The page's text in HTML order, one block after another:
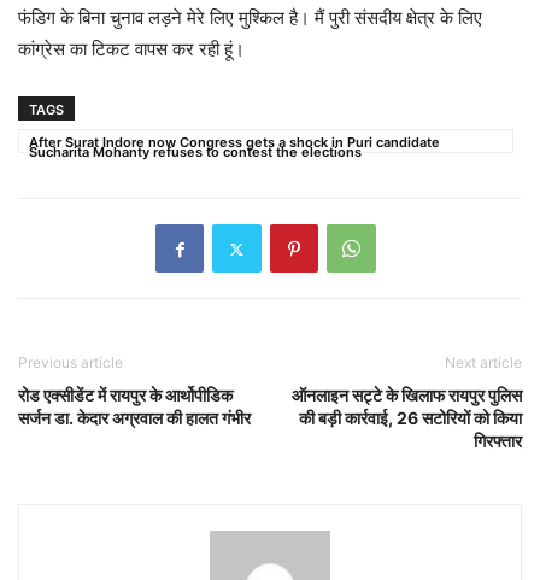
फंडिग के बिना चुनाव लड़ने मेरे लिए मुश्किल है। मैं पुरी संसदीय क्षेत्र के लिए
कांग्रेस का टिकट वापस कर रही हूं।
TAGS
After Surat Indore now Congress gets a shock in Puri candidate
Sucharita Mohanty refuses to contest the elections
Previous article
रोड एक्सीडेंट में रायपुर के आर्थोपीडिक
सर्जन डा. केदार अग्रवाल की हालत गंभीर
Next article
ऑनलाइन सट्टे के खिलाफ रायपुर पुलिस
की बड़ी कार्रवाई, 26 सटोरियों को किया
गिरफ्तार